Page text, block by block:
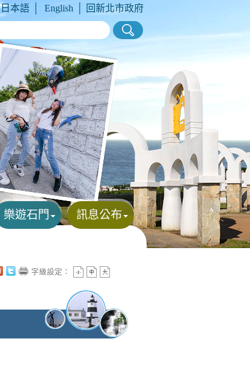
日本語 English 回新北市政府
樂遊石門 訊息公布
字級設定：